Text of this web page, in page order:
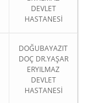
DEVLET
HASTANESİ
DOĞUBAYAZIT
DOÇ DR.YAŞAR
ERYILMAZ
DEVLET
HASTANESİ